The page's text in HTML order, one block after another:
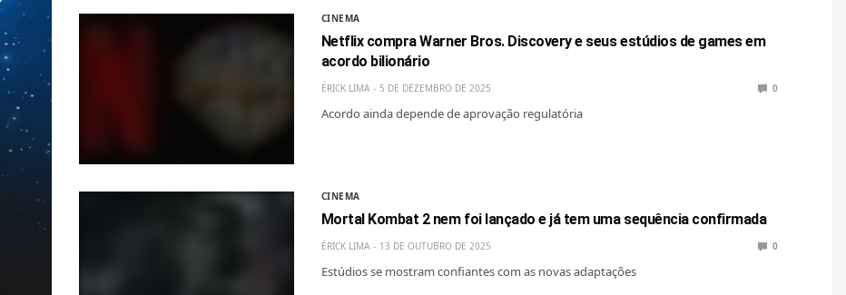
CINEMA
Netflix compra Warner Bros. Discovery e seus estúdios de games em
acordo bilionário
ÉRICK LIMA 5 DE DEZEMBRO DE 2025 0
Acordo ainda depende de aprovação regulatória
CINEMA
Mortal Kombat 2 nem foi lançado e já tem uma sequência confirmada
ÉRICK LIMA 13 DE OUTUBRO DE 2025 0
Estúdios se mostram confiantes com as novas adaptações